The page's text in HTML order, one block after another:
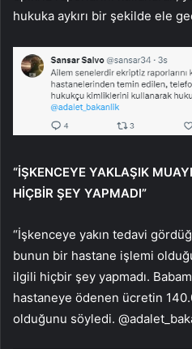
hukuka aykırı bir şekilde ele
“İŞKENCEYE YAKLAŞIK
HİÇBİR ŞEY YAPMADI”
“İşkenceye yakın tedavi
bunun bir hastane işlemi
ilgili hiçbir şey yapmadı.
hastaneye ödenen ücretin
olduğunu söyledi.